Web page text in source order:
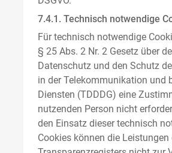
7.4.1. Technisch notwendige
Für technisch notwendige
§ 25 Abs. 2 Nr. 2 Gesetz über
Datenschutz und den Schutz
in der Telekommunikation und
Diensten (TDDDG) eine
nutzenden Person nicht
den Einsatz dieser technisch
Cookies können die Leistungen